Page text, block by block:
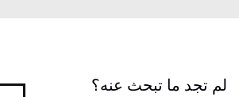
لم تجد ما تبحث عنه؟